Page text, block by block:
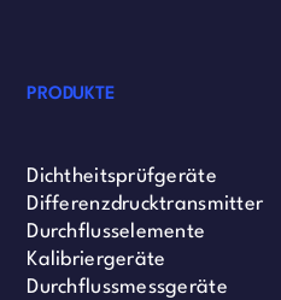
PRODUKTE
Dichtheitsprüfgeräte
Differenzdrucktransmitter
Durchflusselemente
Kalibriergeräte
Durchflussmessgeräte